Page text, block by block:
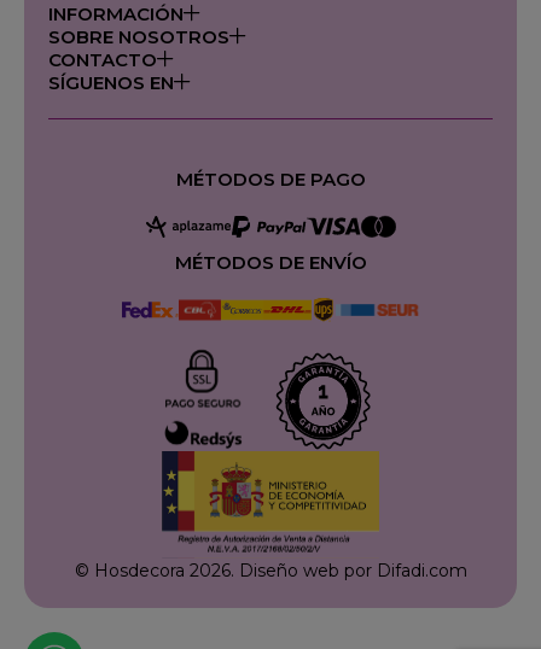
INFORMACIÓN
SOBRE NOSOTROS
CONTACTO
SÍGUENOS EN
MÉTODOS DE PAGO
MÉTODOS DE ENVÍO
© Hosdecora 2026. Diseño web por Difadi.com